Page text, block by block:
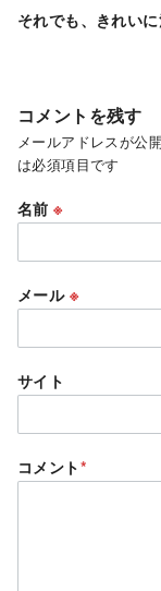
それでも、きれい
コメントを残す
メールアドレスが公
は必須項目です
名前※
メール ※
サイト
コメント*